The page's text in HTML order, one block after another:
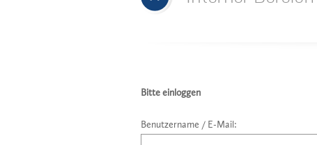
Bitte einloggen
Benutzername / E-Mail: